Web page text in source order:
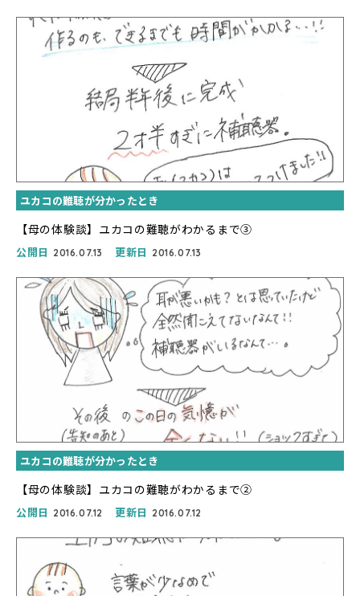
ユカコの難聴が分かったとき
【母の体験談】ユカコの難聴がわかるまで③
公開日 2016.07.13 更新日 2016.07.13
ユカコの難聴が分かったとき
【母の体験談】ユカコの難聴がわかるまで②
公開日 2016.07.12 更新日 2016.07.12